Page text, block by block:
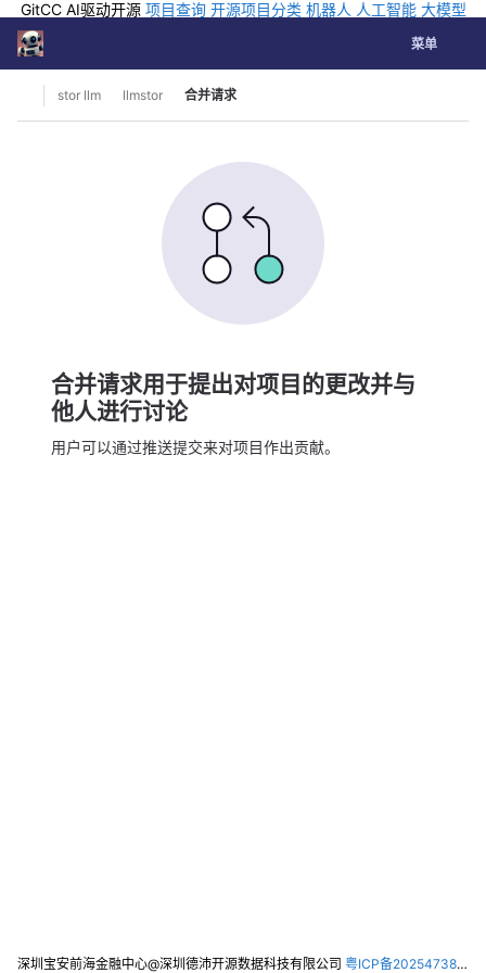
GitCC AI驱动开源 项目查询 开源项目分类 机器人 人工智能 大模型
排行
Skip to content
GitLab 切换导航
菜单
stor llm llmstor 合并请求
合并请求用于提出对项目的更改并与
他人进行讨论
用户可以通过推送提交来对项目作出贡献。
深圳宝安前海金融中心@深圳德沛开源数据科技有限公司 粤ICP备2025473821号-2